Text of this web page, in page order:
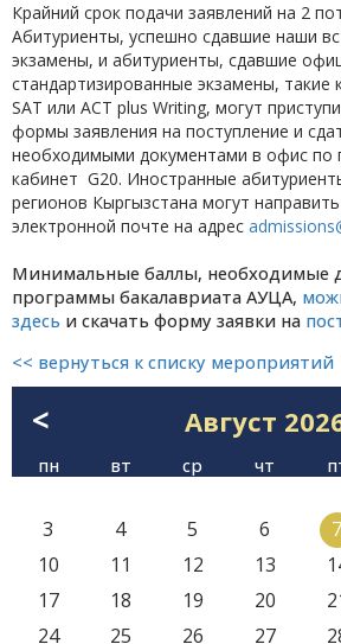
Крайний срок подачи заявлений на 2
Абитуриенты, успешно сдавшие наши
экзамены, и абитуриенты, сдавшие
стандартизированные экзамены, такие
SAT или ACT plus Writing, могут
формы заявления на поступление и
необходимыми документами в офис по
кабинет G20. Иностранные
регионов Кыргызстана могут
электронной почте на адрес
Минимальные баллы, необходимые
программы бакалавриата АУЦА,
здесь и скачать форму заявки на
<< вернуться к списку мероприятий
< Август
пн вт ср чт
3
4 5 6 7
10
11 12 13
17
18 19 20
24
25 26 27